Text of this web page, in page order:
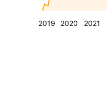
2019 2020 2021